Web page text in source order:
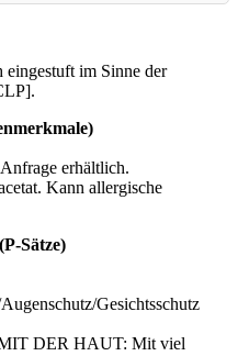
eingestuft im Sinne der
erhältlich.
Kann allergische
Sätze)
Gesichtsschutz
DER HAUT: Mit viel